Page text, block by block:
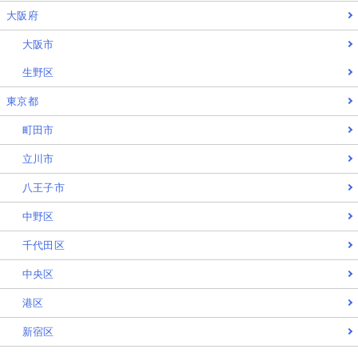
大阪府
大阪市
生野区
東京都
町田市
立川市
八王子市
中野区
千代田区
中央区
港区
新宿区